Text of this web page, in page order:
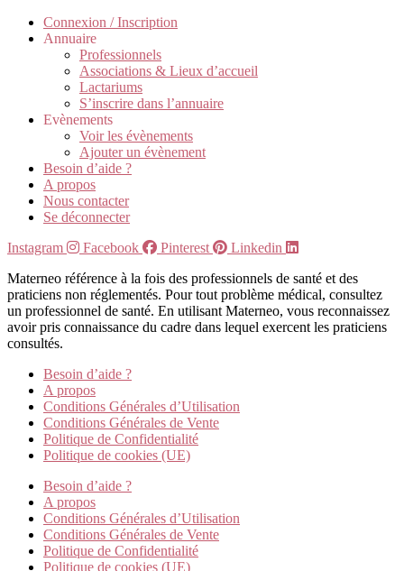
Connexion / Inscription
Annuaire
Professionnels
Associations & Lieux d’accueil
Lactariums
S’inscrire dans l’annuaire
Evènements
Voir les évènements
Ajouter un évènement
Besoin d’aide ?
A propos
Nous contacter
Se déconnecter
Instagram
Facebook Pinterest
Linkedin
Materneo référence à la fois des professionnels de santé et des
praticiens non réglementés. Pour tout problème médical, consultez
un professionnel de santé. En utilisant Materneo, vous reconnaissez
avoir pris connaissance du cadre dans lequel exercent les praticiens
consultés.
Besoin d’aide ?
A propos
Conditions Générales d’Utilisation
Conditions Générales de Vente
Politique de Confidentialité
Politique de cookies (UE)
Besoin d’aide ?
A propos
Conditions Générales d’Utilisation
Conditions Générales de Vente
Politique de Confidentialité
Politique de cookies (UE)